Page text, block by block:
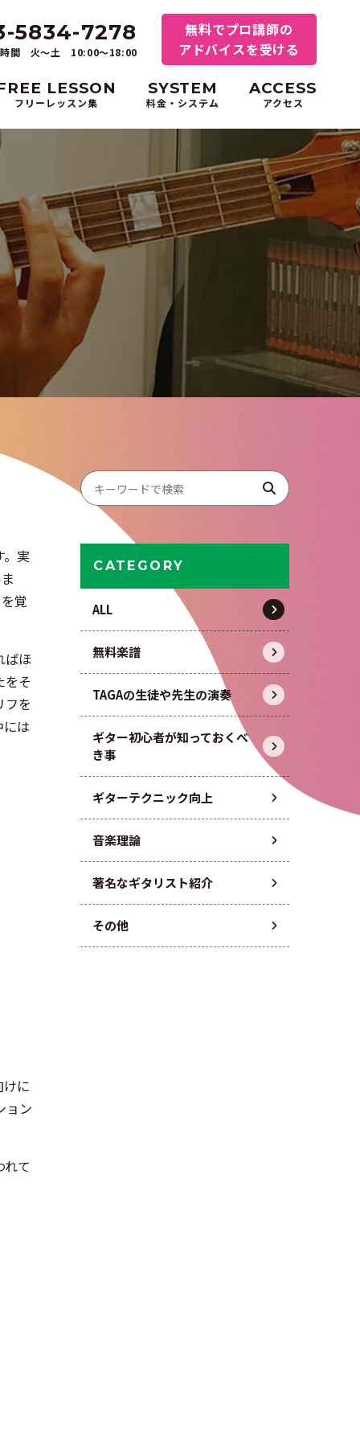
5834-7278
時間 火～土 10:00〜18:00
無料でプロ講師の
アドバイスを受ける
LESSON
フリーレッスン集
SYSTEM
料金・システム
ACCESS
アクセス
CATEGORY
ALL
無料楽譜
TAGAの生徒や先生の演奏
ギター初心者が知っておくべ
き事
ギターテクニック向上
音楽理論
著名なギタリスト紹介
その他
実
覚
ばほ
をそ
フを
は
に
ョン
て